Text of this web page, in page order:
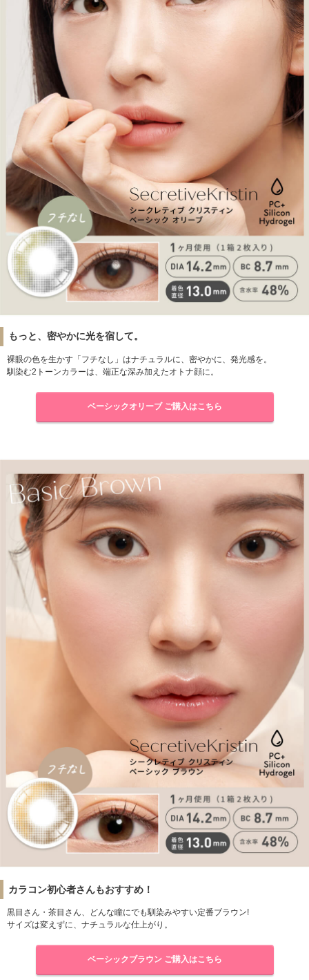
もっと、密やかに光を宿して。
裸眼の色を生かす「フチなし」はナチュラルに、密やかに、発光感を。
馴染む2トーンカラーは、端正な深み加えたオトナ顔に。
ベーシックオリーブ ご購入はこちら
カラコン初心者さんもおすすめ！
黒目さん・茶目さん、どんな瞳にでも馴染みやすい定番ブラウン!
サイズは変えずに、ナチュラルな仕上がり。
ベーシックブラウン ご購入はこちら